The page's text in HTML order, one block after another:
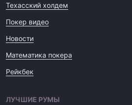
Техасский холдем
Покер видео
Новости
Математика покера
Рейкбек
ЛУЧШИЕ РУМЫ